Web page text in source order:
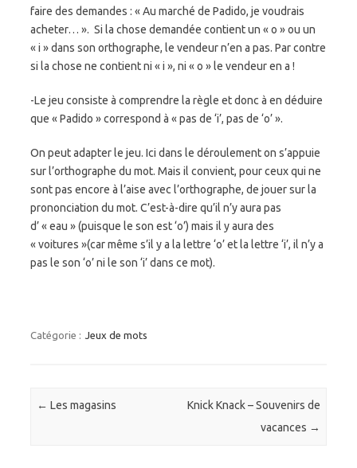
faire des demandes : « Au marché de Padido, je voudrais
acheter… ». Si la chose demandée contient un « o » ou un
« i » dans son orthographe, le vendeur n’en a pas. Par contre
si la chose ne contient ni « i », ni « o » le vendeur en a !
-Le jeu consiste à comprendre la règle et donc à en déduire
que « Padido » correspond à « pas de ‘i’, pas de ‘o’ ».
On peut adapter le jeu. Ici dans le déroulement on s’appuie
sur l’orthographe du mot. Mais il convient, pour ceux qui ne
sont pas encore à l’aise avec l’orthographe, de jouer sur la
prononciation du mot. C’est-à-dire qu’il n’y aura pas
d’ « eau » (puisque le son est ‘o’) mais il y aura des
« voitures »(car même s’il y a la lettre ‘o’ et la lettre ‘i’, il n’y a
pas le son ‘o’ ni le son ‘i’ dans ce mot).
Catégorie : Jeux de mots
Navigation des articles
← Les magasins
Knick Knack – Souvenirs de
vacances →